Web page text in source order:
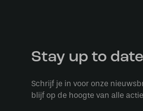
Stay up to date
Schrijf je in voor onze
blijf op de hoogte van alle